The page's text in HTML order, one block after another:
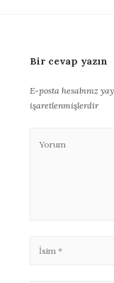
Bir cevap yazın
E-posta hesabınız
işaretlenmişlerdir